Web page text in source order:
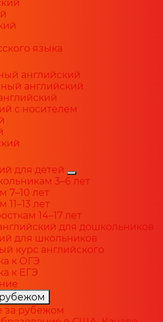
языка
английский
английский
с носителем
для детей
3–6 лет
7–10 лет
11–13 лет
14–17 лет
для дошкольников
для школьников
курс английского
к ОГЭ
к ЕГЭ
за рубежом